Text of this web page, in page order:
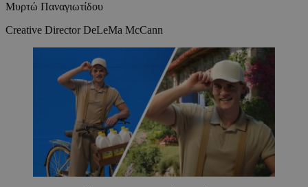
Μυρτώ Παναγιωτίδου
Creative Director DeLeMa McCann